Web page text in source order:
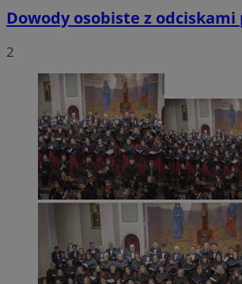
Dowody osobiste z odciskami
2